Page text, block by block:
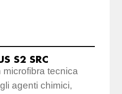
S2 SRC
microfibra tecnica
agenti chimici,